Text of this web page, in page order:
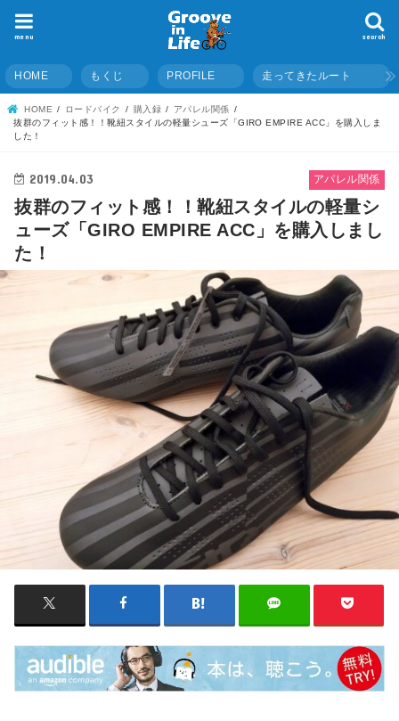
search
menu
HOME もくじ PROFILE 走ってきたルート
HOME ロードバイク 購入録
アパレル関係
抜群のフィット感！！靴紐スタイルの軽量シューズ「GIRO EMPIRE ACC」を購入しま
した！
アパレル関係
2019.04.03
抜群のフィット感！！靴紐スタイルの軽量シ
ューズ「GIRO EMPIRE ACC」を購入しまし
た！